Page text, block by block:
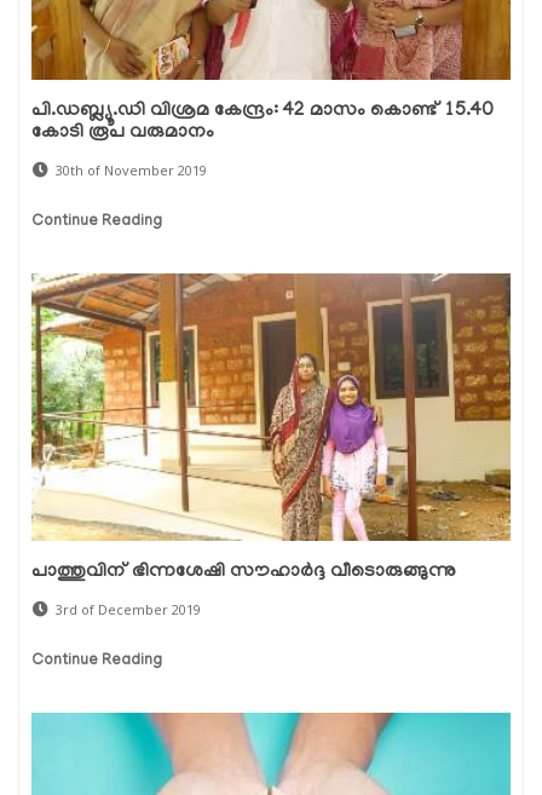
പി.ഡബ്ല്യൂ.ഡി വിശ്രമ കേന്ദ്രം: 42 മാസം കൊണ്ട് 15.40
കോടി രൂപ വരുമാനം
30th of November 2019
Continue Reading
പാത്തുവിന് ഭിന്നശേഷി സൗഹാര്‍ദ്ദ വീടൊരുങ്ങുന്നു
3rd of December 2019
Continue Reading